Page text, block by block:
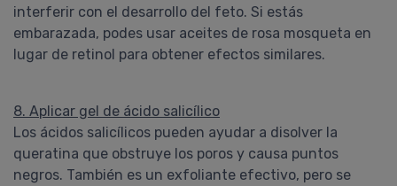
interferir con el desarrollo del feto. Si estás
embarazada, podes usar aceites de rosa mosqueta en
lugar de retinol para obtener efectos similares.
8. Aplicar gel de ácido salicílico
Los ácidos salicílicos pueden ayudar a disolver la
queratina que obstruye los poros y causa puntos
negros. También es un exfoliante efectivo, pero se